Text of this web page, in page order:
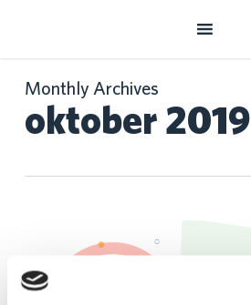
Monthly Archives
oktober 2019
framtidens
arbetsledning